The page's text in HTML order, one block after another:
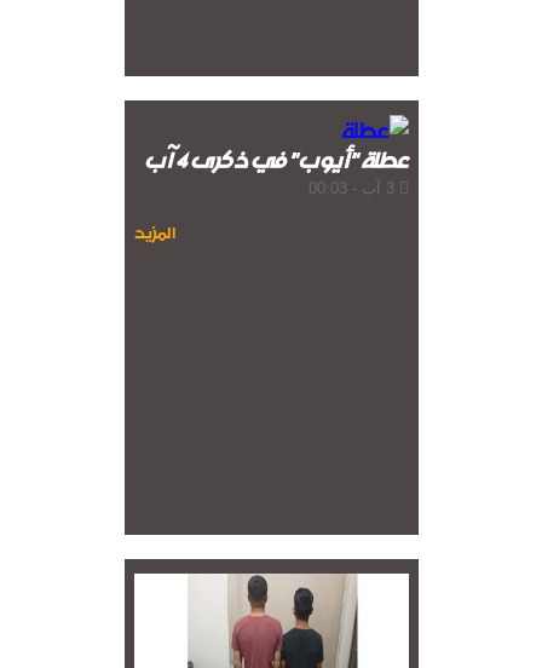
عطلة "أيوب" في ذكرى 4 آب
المزيد